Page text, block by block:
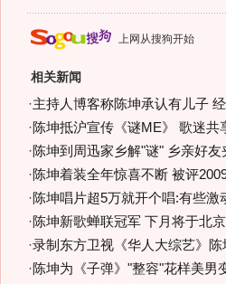
上网从搜狗开始
相关新闻
·主持人博客称陈坤承认有儿子
·陈坤抵沪宣传《谜ME》 歌迷共
·陈坤到周迅家乡解"谜" 乡亲好友
·陈坤着装全年惊喜不断 被评
·陈坤唱片超5万就开个唱:有些激
·陈坤新歌蝉联冠军 下月将于北
·录制东方卫视《华人大综艺》
·陈坤为《子弹》"整容"花样美男